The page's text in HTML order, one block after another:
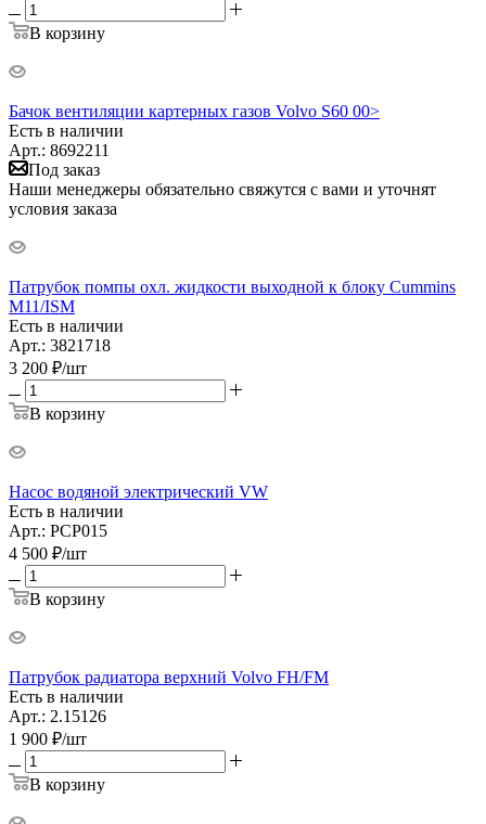
В корзину
Бачок вентиляции картерных газов Volvo S60 00>
Есть в наличии
Арт.: 8692211
Под заказ
Наши менеджеры обязательно свяжутся с вами и уточнят
условия заказа
Патрубок помпы охл. жидкости выходной к блоку Cummins
M11/ISM
Есть в наличии
Арт.: 3821718
3 200 ₽/шт
В корзину
Насос водяной электрический VW
Есть в наличии
Арт.: PCP015
4 500 ₽/шт
В корзину
Патрубок радиатора верхний Volvo FH/FM
Есть в наличии
Арт.: 2.15126
1 900 ₽/шт
В корзину